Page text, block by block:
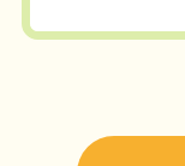
c
o
it
r